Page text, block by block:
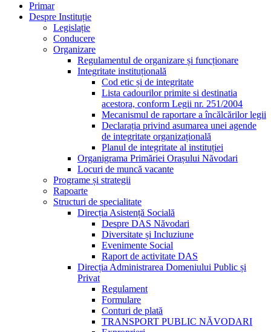
Primar
Despre Instituție
Legislație
Conducere
Organizare
Regulamentul de organizare și funcționare
Integritate instituțională
Cod etic și de integritate
Lista cadourilor primite si destinatia
acestora, conform Legii nr. 251/2004
Mecanismul de raportare a încălcărilor legii
Declarația privind asumarea unei agende
de integritate organizațională
Planul de integritate al instituției
Organigrama Primăriei Orașului Năvodari
Locuri de muncă vacante
Programe și strategii
Rapoarte
Structuri de specialitate
Direcția Asistență Socială
Despre DAS Năvodari
Diversitate și Incluziune
Evenimente Social
Raport de activitate DAS
Direcția Administrarea Domeniului Public și
Privat
Regulament
Formulare
Conturi de plată
TRANSPORT PUBLIC NĂVODARI